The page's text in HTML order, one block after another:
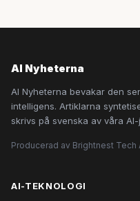
AI Nyheterna
AI Nyheterna bevakar den
intelligens. Artiklarna
skrivs på svenska av våra
Producerad av Brightnest Tech
AI-TEKNOLOGI